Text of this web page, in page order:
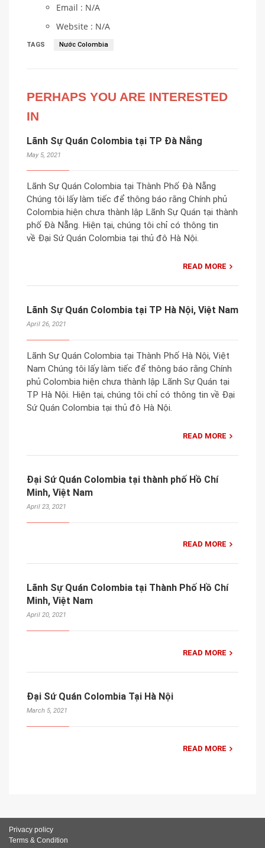
Email : N/A
Website : N/A
TAGS Nước Colombia
PERHAPS YOU ARE INTERESTED
IN
Lãnh Sự Quán Colombia tại TP Đà Nẵng
May 5, 2021
Lãnh Sự Quán Colombia tại Thành Phố Đà Nẵng
Chúng tôi lấy làm tiếc để thông báo rằng Chính phủ
Colombia hiện chưa thành lập Lãnh Sự Quán tại thành
phố Đà Nẵng. Hiện tại, chúng tôi chỉ có thông tin
về Đại Sứ Quán Colombia tại thủ đô Hà Nội.
READ MORE
Lãnh Sự Quán Colombia tại TP Hà Nội, Việt Nam
April 26, 2021
Lãnh Sự Quán Colombia tại Thành Phố Hà Nội, Việt
Nam Chúng tôi lấy làm tiếc để thông báo rằng Chính
phủ Colombia hiện chưa thành lập Lãnh Sự Quán tại
TP Hà Nội. Hiện tại, chúng tôi chỉ có thông tin về Đại
Sứ Quán Colombia tại thủ đô Hà Nội.
READ MORE
Đại Sứ Quán Colombia tại thành phố Hồ Chí
Minh, Việt Nam
April 23, 2021
READ MORE
Lãnh Sự Quán Colombia tại Thành Phố Hồ Chí
Minh, Việt Nam
April 20, 2021
READ MORE
Đại Sứ Quán Colombia Tại Hà Nội
March 5, 2021
READ MORE
Privacy policy
Terms & Condition